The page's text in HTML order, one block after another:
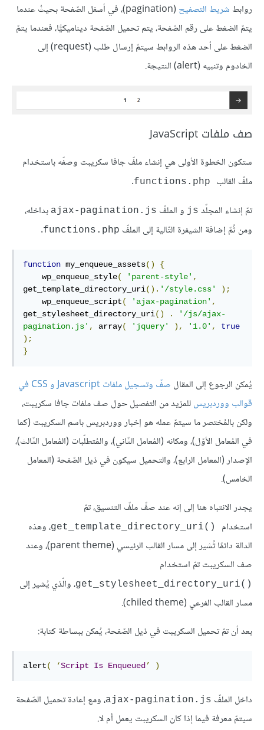
روابطشريط التصفيح
(pagination)، في أسفل الصّفحة بحيثُ عندما
يتمّ الضغط على رقم الصّفحة، يتم تحميل الصّفحة ديناميكيًّا، فعندما يتمّ
الضغط على أحد هذه الروابط سيتمّ إرسال طلب (request) إلى
الخادوم وتنبيه (alert) النتيجة.
صف ملفات JavaScript
ستكون الخطوة الأولى هي إنشاء ملفّ جافا سكريبت وصفّه باستخدام
ملفّ القالب
.
تمّ إنشاء المجلّد js و الملفّ ajax-pagination.js بداخله،
ومن ثُمّ إضافة الشيفرة التّالية إلى الملفّ functions.php
.
function my_enqueue_assets()
{
wp_enqueue_style( 'parent-style' ,
get_template_directory_uri(). '/style.css'
);
wp_enqueue_script( 'ajax-pagination' ,
get_stylesheet_directory_uri() .
'/js/ajax-
pagination.js' , array( 'jquery' ), '1.0' ,
true
);
}
يُمكن الرجوع إلى المقال
صفّ وتسجيل ملفات Javascript و CSS في
قوالب ووردبريسللمزيد من التفصيل حول صف ملفات جافا سكريبت،
ولكن بالمُختصر ما سيتمّ عمله هو إخبار ووردبريس باسم السكريبت (كما
في المُعامل الأوّل)، ومكانه (المُعامل الثّاني)، والمُتطلّبات (المُعامل الثّالث)،
الإصدار (المعامل الرابع)، والتحميل سيكون في ذيل الصّفحة (المعامل
الخامس).
يجدر الانتباه هنا إلى إنه عند صفّ ملفّ التنسيق، تمّ
استخدام ()get_template_directory_uri
، وهذه
الدالة دائمًا تُشير إلى مسار القالب الرئيسي (parent theme)، وعند
صف السكريبت تمّ استخدام
()get_stylesheet_directory_uri
، والّذي يُشير إلى
مسار القالب الفرعي (chiled theme).
بعد أن تمّ تحميل السكريبت في ذيل الصّفحة، يُمكن ببساطة كتابة:
alert( ‘Script Is Enqueued ’ )
داخل الملفّ ajax-pagination.js، ومع إعادة تحميل الصّفحة
سيتمّ معرفة فيما إذا كان السكريبت يعمل أم لا.